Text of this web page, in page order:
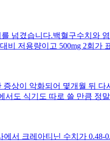
크게 호전됐는데 지금이라
문제만 없다면 처방대로 가
넘겼습니다.백혈구수치와
비 저용량이고 500mg 2회가
크게 호전됐는데 지금이라
문제만 없다면 처방대로 가
상이 악화되어 몇개월 뒤 다
도 식기도 따로 쓸 만큼 정
의하였음에도 재감염 되었고
로 인한 위 역류가 1년여 지
습니다.엄밀히 말하면 구강
서 크레아티닌 수치가 0.48-